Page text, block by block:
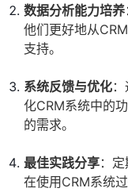
数据分析能力培养
他们更好地从
支持。
系统反馈与优化
化CRM系统中的
的需求。
最佳实践分享：
在使用CRM系统